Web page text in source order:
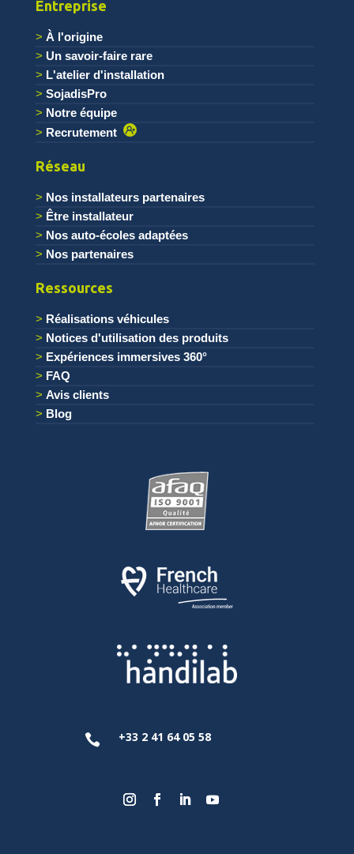
Entreprise
À l'origine
Un savoir-faire rare
L'atelier d'installation
SojadisPro
Notre équipe
Recrutement
Réseau
Nos installateurs partenaires
Être installateur
Nos auto-écoles adaptées
Nos partenaires
Ressources
Réalisations véhicules
Notices d'utilisation des produits
Expériences immersives 360°
FAQ
Avis clients
Blog
 +33 2 41 64 05 58